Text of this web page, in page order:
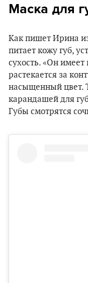
Маска для
Как пишет Ирина
питает кожу губ,
сухость. «Он имеет
растекается за
насыщенный цвет.
карандашей для
Губы смотрятся